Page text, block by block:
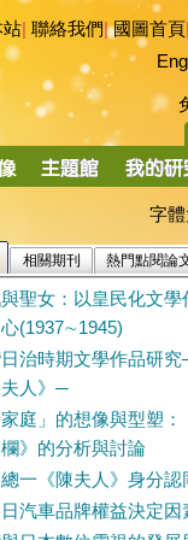
站 聯絡我們|國圖首頁
字體
相關期刊 熱門點閱論
聖女：以皇民化文學
(1937∼1945)
治時期文學作品研
夫人》─
家庭」的想像與型塑
》的分析與討論
一《陳夫人》身分認
汽車品牌權益決定因